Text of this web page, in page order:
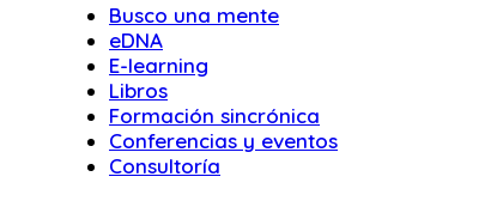
Busco una mente
eDNA
E-learning
Libros
Formación sincrónica
Conferencias y eventos
Consultoría